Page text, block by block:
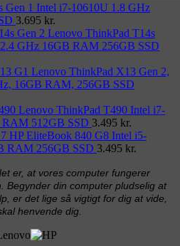
Gen 1 Intel i7-10610U 1.8 GHz
3.695 kr.
Lenovo ThinkPad T14s
GHz 16GB RAM 256GB SSD
Lenovo ThinkPad X13 Gen 2,
16GB RAM, 256GB SSD
Lenovo ThinkPad T490 Intel i7-
512GB SSD 3.495 kr.
HP EliteBook 840 G8 Intel i5-
RAM 256GB SSD 3.495 kr.
er, at vores computer fungerer
Begynder din computer pludselig at
er det lige så vigtigt for dig at vide,
henvende dig.